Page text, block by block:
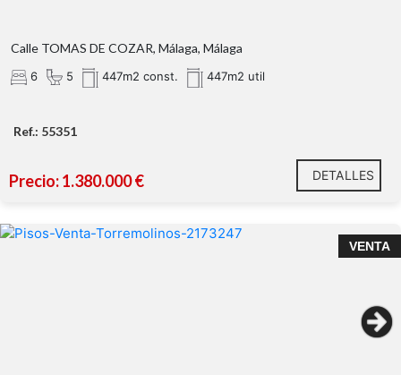
Calle TOMAS DE COZAR, Málaga, Málaga
6 5 447m2 const. 447m2 util
Ref.: 55351
Precio: 1.380.000 € DETALLES
VENTA